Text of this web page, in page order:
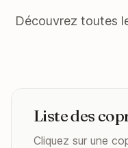
Découvrez toutes
Liste des
Cliquez sur une